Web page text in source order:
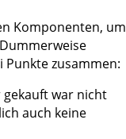
Komponenten, um
Punkte zusammen:
war nicht
auch keine